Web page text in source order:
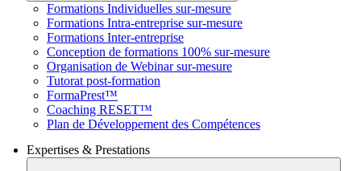
Formations Individuelles sur-mesure
Formations Intra-entreprise sur-mesure
Formations Inter-entreprise
Conception de formations 100% sur-mesure
Organisation de Webinar sur-mesure
Tutorat post-formation
FormaPrest™
Coaching RESET™
Plan de Développement des Compétences
Expertises & Prestations